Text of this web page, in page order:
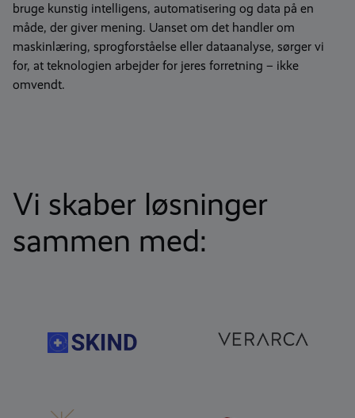
bruge kunstig intelligens, automatisering og data på en
måde, der giver mening. Uanset om det handler om
maskinlæring, sprogforståelse eller dataanalyse, sørger vi
for, at teknologien arbejder for jeres forretning – ikke
omvendt.
Vi skaber løsninger
sammen med: